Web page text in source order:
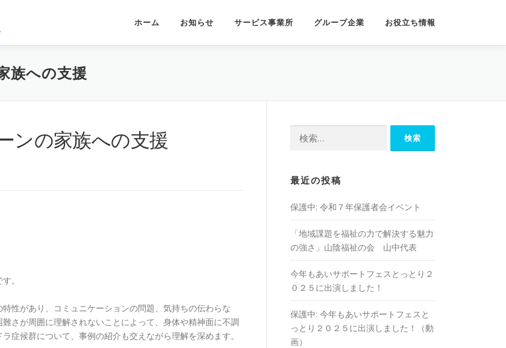
ホーム お知らせ サービス事業所 グループ企業 お役立ち情報
族への支援
ンの家族への支援
。
性があり、コミュニケーションの問題、気持ちの伝わらな
さが周囲に理解されないことによって、身体や精神面に不調
症候群について、事例の紹介も交えながら理解を深めます。
最近の投稿
保護中: 令和７年保護者会イベント
「地域課題を福祉の⼒で解決する魅⼒
の強さ」山陰福祉の会 山中代表
今年もあいサポートフェスとっとり２
０２５に出演しました！
保護中: 今年もあいサポートフェスと
っとり２０２５に出演しました！（動
画）